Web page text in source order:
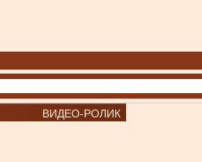
ВИДЕО-РОЛИК